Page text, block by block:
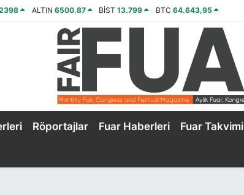
ALTIN 6500.87 BİST13.799 BTC 64.643,95
Röportajlar Fuar Haberleri Fuar Takvimi